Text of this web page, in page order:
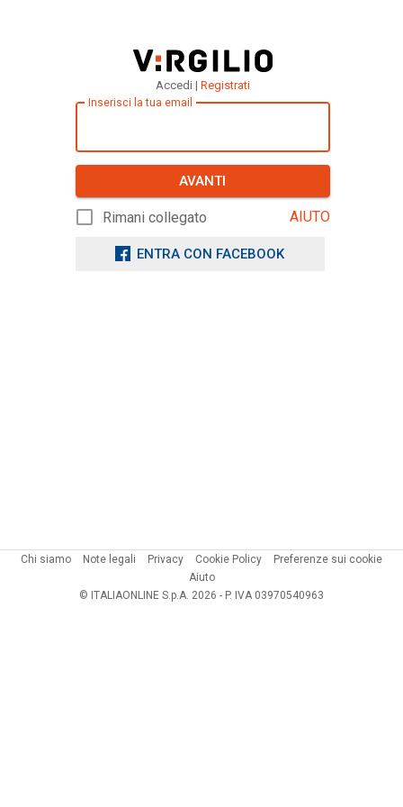
Accedi | Registrati
Inserisci la tua email
AVANTI
Rimani collegato AIUTO
ENTRA CON FACEBOOK
Chi siamo Note legali Privacy Cookie Policy
Preferenze sui cookie
Aiuto
© ITALIAONLINE S.p.A. 2026 - P. IVA 03970540963